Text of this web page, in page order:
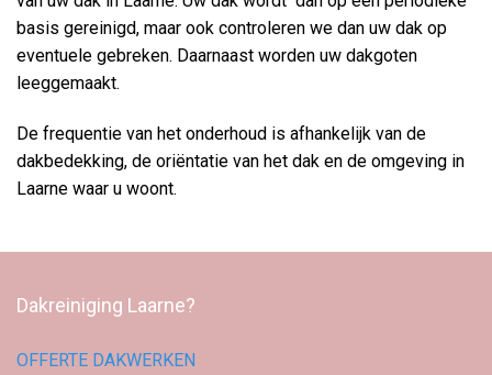
basis gereinigd, maar ook controleren we dan uw dak op
eventuele gebreken. Daarnaast worden uw dakgoten
leeggemaakt.
De frequentie van het onderhoud is afhankelijk van de
dakbedekking, de oriëntatie van het dak en de omgeving in
Laarne waar u woont.
Dakreiniging Laarne?
OFFERTE DAKWERKEN